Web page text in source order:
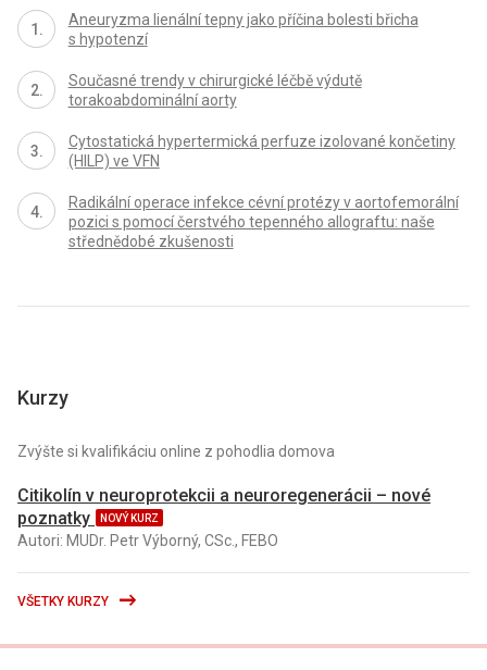
Aneuryzma lienální tepny jako příčina bolesti břicha
s hypotenzí
Současné trendy v chirurgické léčbě výdutě
torakoabdominální aorty
Cytostatická hypertermická perfuze izolované končetiny
(HILP) ve VFN
Radikální operace infekce cévní protézy v aortofemorální
pozici s pomocí čerstvého tepenného allograftu: naše
střednědobé zkušenosti
Kurzy
Zvýšte si kvalifikáciu online z pohodlia domova
Citikolín v neuroprotekcii a neuroregenerácii – nové
poznatky
NOVÝ KURZ
Autori: MUDr. Petr Výborný, CSc., FEBO
VŠETKY KURZY